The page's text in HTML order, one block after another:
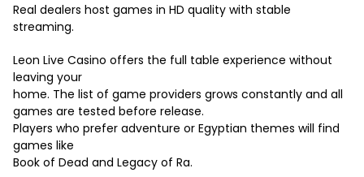
Real dealers host games in HD quality with stable
streaming.
Leon Live Casino offers the full table experience without
leaving your
home. The list of game providers grows constantly and all
games are tested before release.
Players who prefer adventure or Egyptian themes will find
games like
Book of Dead and Legacy of Ra.